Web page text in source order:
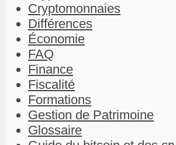
Cryptomonnaies
Différences
Économie
FAQ
Finance
Fiscalité
Formations
Gestion de Patrimoine
Glossaire